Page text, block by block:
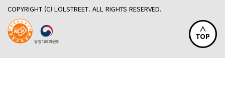
COPYRIGHT (C) LOLSTREET. ALL RIGHTS RESERVED.
∧
TOP